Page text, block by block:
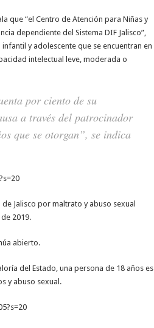
que “el Centro de Atención para Niñas y
dependiente del Sistema DIF Jalisco”,
y adolescente que se encuentran en
intelectual leve, moderada o
por ciento de su
a través del patrocinador
que se otorgan”, se indica
Jalisco por maltrato y abuso sexual
2019.
abierto.
del Estado, una persona de 18 años es
y abuso sexual.